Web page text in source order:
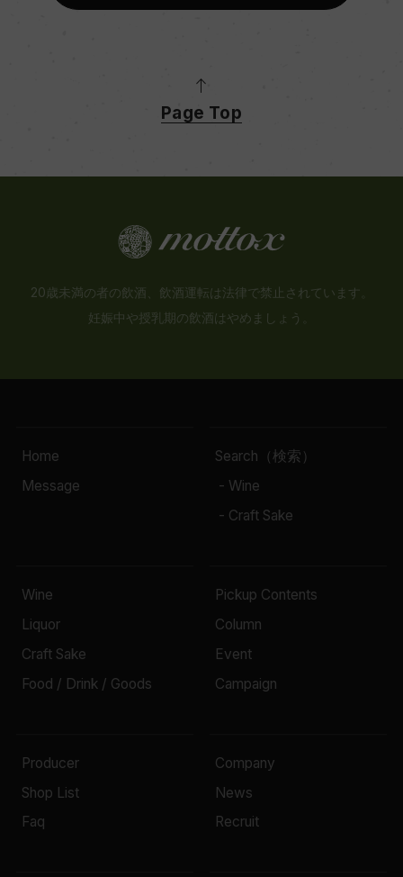
Page Top
20歳未満の者の飲酒、飲酒運転は法律で禁止されています。
妊娠中や授乳期の飲酒はやめましょう。
Home
Message
Search（検索）
- Wine
- Craft Sake
Wine
Liquor
Craft Sake
Food / Drink / Goods
Pickup Contents
Column
Event
Campaign
Producer
Shop List
Faq
Company
News
Recruit